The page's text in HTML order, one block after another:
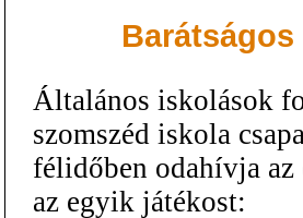
Barátságos
Általános iskolások
szomszéd iskola
félidőben odahívja az
az egyik játékost: